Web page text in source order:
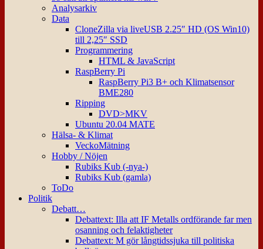
Analysarkiv
Data
CloneZilla via liveUSB 2.25″ HD (OS Win10)
till 2,25″ SSD
Programmering
HTML & JavaScript
RaspBerry Pi
RaspBerry Pi3 B+ och Klimatsensor
BME280
Ripping
DVD>MKV
Ubuntu 20.04 MATE
Hälsa- & Klimat
VeckoMätning
Hobby / Nöjen
Rubiks Kub (-nya-)
Rubiks Kub (gamla)
ToDo
Politik
Debatt…
Debattext: Illa att IF Metalls ordförande far men
osanning och felaktigheter
Debattext: M gör långtidssjuka till politiska